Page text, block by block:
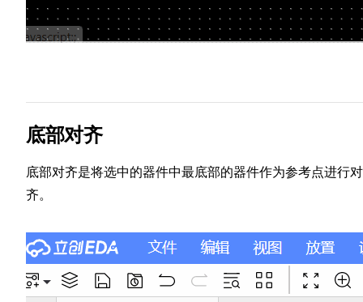
底部对齐
底部对齐是将选中的器件中最底部的器件作为参考点进行对
齐。